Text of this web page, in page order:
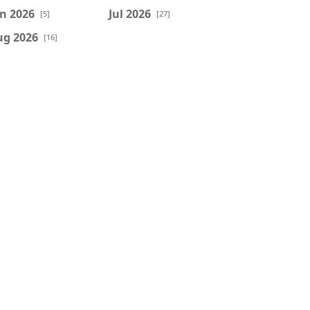
2026 [5] Jul 2026 [27]
2026 [16]